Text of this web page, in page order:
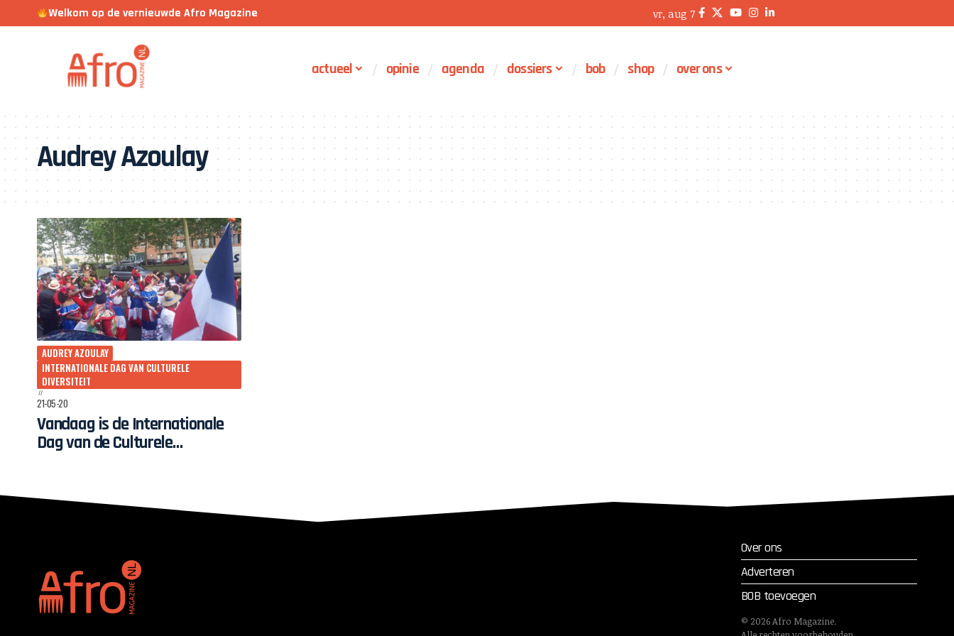
Welkom op de vernieuwde Afro Magazine vr, aug 7
actueel opinie agenda dossiers bob shop over ons
Audrey Azoulay
AUDREY AZOULAY
INTERNATIONALE DAG VAN CULTURELE
DIVERSITEIT
21-05-20
Vandaag is de Internationale
Dag van de Culturele
Over ons
Adverteren
BOB toevoegen
© 2026 Afro Magazine.